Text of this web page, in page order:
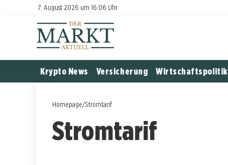
7. August 2026 um 16:06 Uhr
Krypto News Versicherung Wirtschaftspolitik
Homepage/Stromtarif
Stromtarif